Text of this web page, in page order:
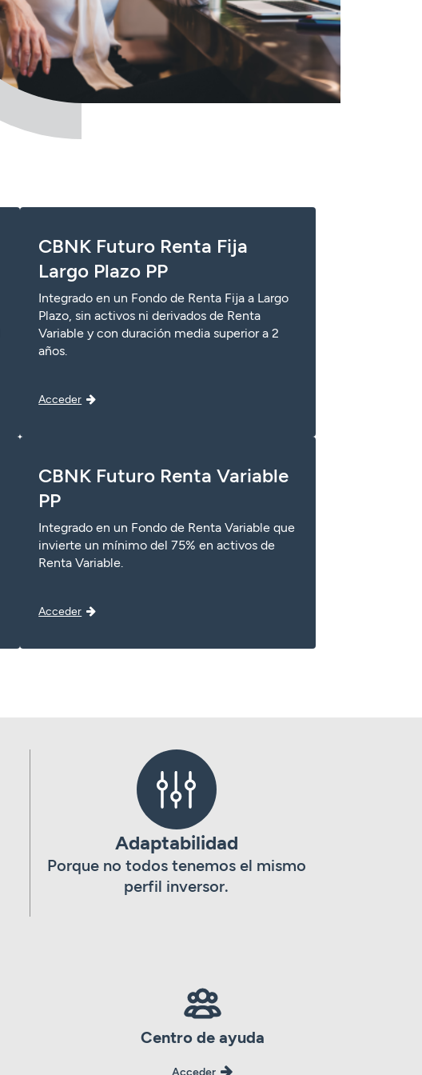
CBNK Futuro Renta Fija
Largo Plazo PP
Integrado en un Fondo de Renta Fija a Largo
Plazo, sin activos ni derivados de Renta
Variable y con duración media superior a 2
años.
Acceder
CBNK Futuro Renta Variable
PP
Integrado en un Fondo de Renta Variable que
invierte un mínimo del 75% en activos de
Renta Variable.
Acceder
Adaptabilidad
Porque no todos tenemos el mismo
perfil inversor.
Centro de ayuda
Acceder